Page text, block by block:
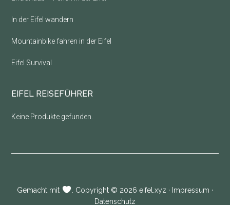
In der Eifel wandern
Mountainbike fahren in der Eifel
Eifel Survival
EIFEL REISEFÜHRER
Keine Produkte gefunden.
Gemacht mit . Copyright © 2026 eifel.xyz · Impressum ·
Datenschutz